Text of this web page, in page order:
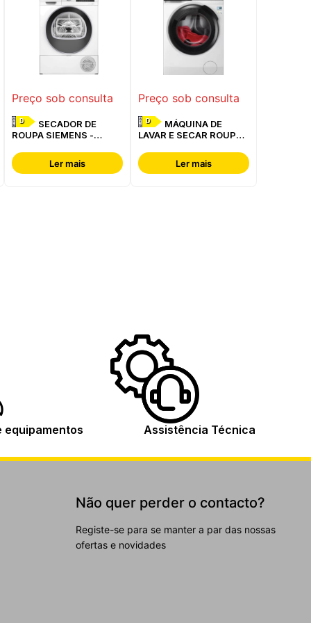
Preço sob consulta
D
ROUPA SIEMENS -
Ler mais
Preço sob consulta
D
LAVAR E SECAR ROUPA
Ler mais
equipamentos Assistência Técnica
Não quer perder o contacto?
Registe-se para se manter a par das nossas
ofertas e novidades